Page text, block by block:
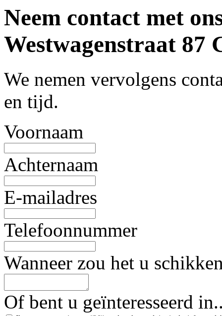
Neem contact met
Westwagenstraat
We nemen vervolgens
en tijd.
Voornaam
Achternaam
E-mailadres
Telefoonnummer
Wanneer zou het u
Of bent u geïnteresseerd